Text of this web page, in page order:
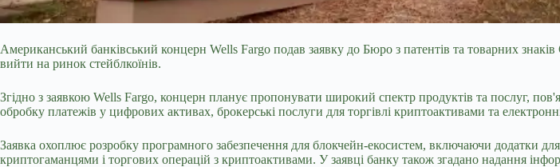
Американський банківський концерн Wells Fargo подав заявку до Бюро з патентів та товарних
вийти на ринок стейблкоїнів.
Згідно з заявкою Wells Fargo, концерн планує пропонувати широкий спектр продуктів та послуг,
обробку платежів у цифрових активах, брокерські послуги для торгівлі криптоактивами та
Заявка охоплює розробку програмного забезпечення для блокчейн-екосистем, включаючи додатки
криптогаманцями і торгових операцій з криптоактивами. У заявці банку також згадано надання